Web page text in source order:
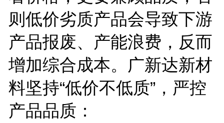
则低价劣质产品会导致下游
产品报废、产能浪费，反而
增加综合成本。广新达新材
料坚持“低价不低质”，严控
产品品质：